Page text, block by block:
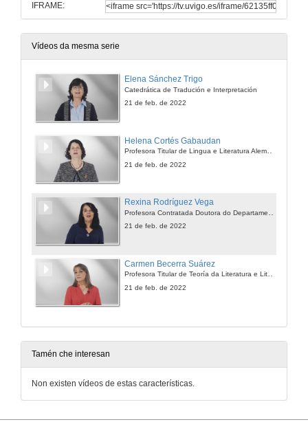
IFRAME:
Vídeos da mesma serie
Elena Sánchez Trigo
Catedrática de Tradución e Interpretación
21 de feb. de 2022
Helena Cortés Gabaudan
Profesora Titular de Lingua e Literatura Alemana
21 de feb. de 2022
Rexina Rodríguez Vega
21 de feb. de 2022
Carmen Becerra Suárez
Profesora Titular de Teoría da Literatura e Literatura Comparada
21 de feb. de 2022
Tamén che interesan
Non existen vídeos de estas características.